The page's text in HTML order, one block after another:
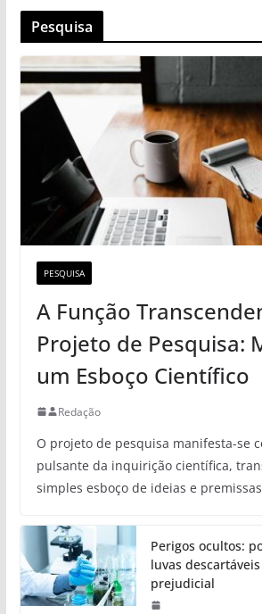
Pesquisa
PESQUISA
A Função
Projeto de Pesquisa:
um Esboço Científico
Redação
O projeto de pesquisa manifesta-se
pulsante da inquirição científica,
simples esboço de ideias e
Perigos ocultos:
luvas
prejudicial